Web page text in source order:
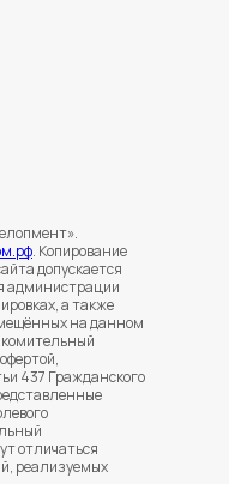
. Копирование
допускается
администрации
а также
на данном
437 Гражданского
отличаться
реализуемых